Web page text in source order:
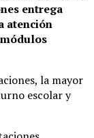
entrega
atención
la mayor
escolar y